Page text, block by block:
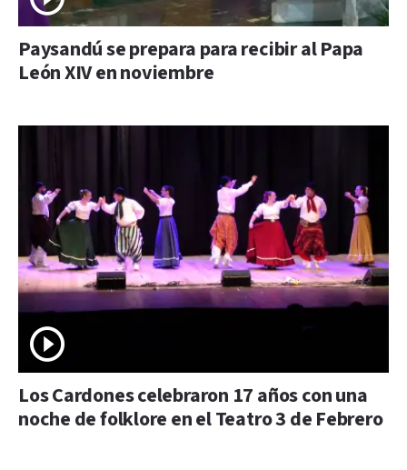
Paysandú se prepara para recibir al Papa
León XIV en noviembre
Los Cardones celebraron 17 años con una
noche de folklore en el Teatro 3 de Febrero